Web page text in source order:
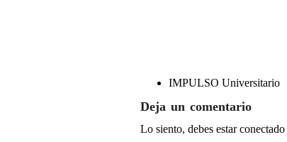
IMPULSO Universitario
Deja un comentario
Lo siento, debes estarconectado